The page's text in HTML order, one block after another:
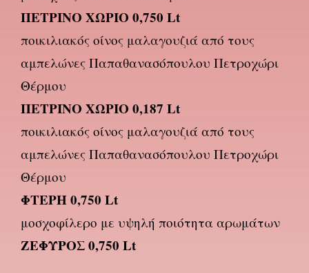
ΠΕΤΡΙΝΟ ΧΩΡΙΟ 0,750 Lt
ποικιλιακός οίνος μαλαγουζιά από τους
αμπελώνες Παπαθανασόπουλου Πετροχώρι
Θέρμου
ΠΕΤΡΙΝΟ ΧΩΡΙΟ 0,187 Lt
ποικιλιακός οίνος μαλαγουζιά από τους
αμπελώνες Παπαθανασόπουλου Πετροχώρι
Θέρμου
ΦΤΕΡΗ 0,750 Lt
μοσχοφίλερο με υψηλή ποιότητα αρωμάτων
ΖΕΦΥΡΟΣ 0,750 Lt